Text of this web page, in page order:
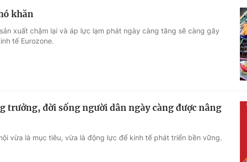
khăn
xuất chậm lại và áp lực lạm phát ngày càng tăng sẽ càng gây
tế Eurozone.
trưởng, đời sống người dân ngày càng được nâng
vừa là mục tiêu, vừa là động lực để kinh tế phát triển bền vững.